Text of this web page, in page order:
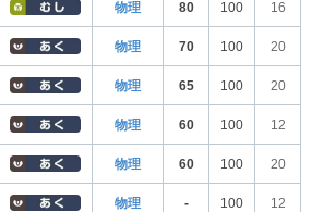
物理 80 100 16
物理 70 100 20
物理 65 100 20
物理 60 100 12
物理 60 100 20
物理 - 100 12